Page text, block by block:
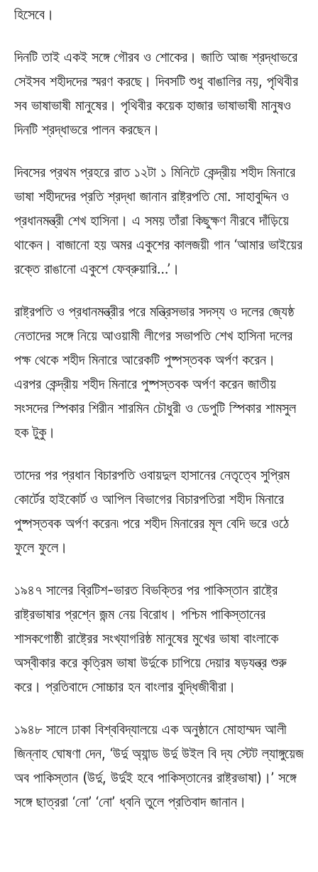
হিসেবে।
দিনটি তাই একই সঙ্গে গৌরব ও শোকের। জাতি আজ শ্রদ্ধাভরে
সেইসব শহীদদের স্মরণ করছে। দিবসটি শুধু বাঙালির নয়, পৃথিবীর
সব ভাষাভাষী মানুষের। পৃথিবীর কয়েক হাজার ভাষাভাষী মানুষও
দিনটি শ্রদ্ধাভরে পালন করছেন।
দিবসের প্রথম প্রহরে রাত ১২টা ১ মিনিটে কেন্দ্রীয় শহীদ মিনারে
ভাষা শহীদদের প্রতি শ্রদ্ধা জানান রাষ্ট্রপতি মো. সাহাবুদ্দিন ও
প্রধানমন্ত্রী শেখ হাসিনা। এ সময় তাঁরা কিছুক্ষণ নীরবে দাঁড়িয়ে
থাকেন। বাজানো হয় অমর একুশের কালজয়ী গান ‘আমার ভাইয়ের
রক্তে রাঙানো একুশে ফেব্রুয়ারি…’।
রাষ্ট্রপতি ও প্রধানমন্ত্রীর পরে মন্ত্রিসভার সদস্য ও দলের জ্যেষ্ঠ
নেতাদের সঙ্গে নিয়ে আওয়ামী লীগের সভাপতি শেখ হাসিনা দলের
পক্ষ থেকে শহীদ মিনারে আরেকটি পুষ্পস্তবক অর্পণ করেন।
এরপর কেন্দ্রীয় শহীদ মিনারে পুষ্পস্তবক অর্পণ করেন জাতীয়
সংসদের স্পিকার শিরীন শারমিন চৌধুরী ও ডেপুটি স্পিকার শামসুল
হক টুকু।
তাদের পর প্রধান বিচারপতি ওবায়দুল হাসানের নেতৃত্বে সুপ্রিম
কোর্টের হাইকোর্ট ও আপিল বিভাগের বিচারপতিরা শহীদ মিনারে
পুষ্পস্তবক অর্পণ করেন৷ পরে শহীদ মিনারের মূল বেদি ভরে ওঠে
ফুলে ফুলে।
১৯৪৭ সালের ব্রিটিশ-ভারত বিভক্তির পর পাকিস্তান রাষ্ট্রে
রাষ্ট্রভাষার প্রশ্নে জন্ম নেয় বিরোধ। পশ্চিম পাকিস্তানের
শাসকগোষ্ঠী রাষ্ট্রের সংখ্যাগরিষ্ঠ মানুষের মুখের ভাষা বাংলাকে
অস্বীকার করে কৃত্রিম ভাষা উর্দুকে চাপিয়ে দেয়ার ষড়যন্ত্র শুরু
করে। প্রতিবাদে সোচ্চার হন বাংলার বুদ্ধিজীবীরা।
১৯৪৮ সালে ঢাকা বিশ্ববিদ্যালয়ে এক অনুষ্ঠানে মোহাম্মদ আলী
জিন্নাহ ঘোষণা দেন, ‘উর্দু অ্যান্ড উর্দু উইল বি দ্য স্টেট ল্যাঙ্গুয়েজ
অব পাকিস্তান (উর্দু, উর্দুই হবে পাকিস্তানের রাষ্ট্রভাষা)।’ সঙ্গে
সঙ্গে ছাত্ররা ‘নো’ ‘নো’ ধ্বনি তুলে প্রতিবাদ জানান।